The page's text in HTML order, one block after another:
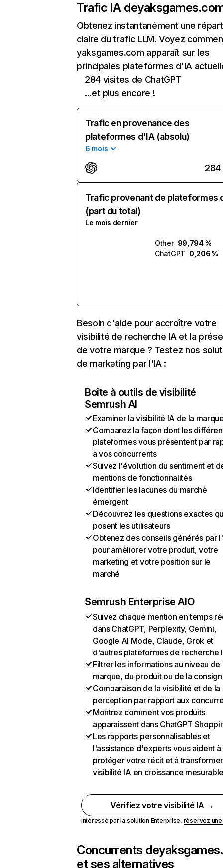
Trafic IA de
Obtenez instantanément une
claire du trafic LLM. Voyez
yaksgames.com apparaît sur les
principales plateformes d'IA
284 visites de ChatGPT
...et plus encore !
Trafic en provenance des
plateformes d'IA (absolu)
6 mois
284
Trafic provenant de plateformes
(part du total)
Le mois dernier
Other 99,794 %
ChatGPT 0,206 %
Besoin d'aide pour accroître votre
visibilité de recherche IA et la
de votre marque ? Testez nos
de marketing par l'IA :
Boîte à outils de visibilité
Semrush AI
Examiner la visibilité IA de la
Comparez la façon dont les
plateformes vous présentent par
à vos concurrents
Suivez l'évolution du sentiment et
mentions de fonctionnalités
Identifier les lacunes du marché
émergent
Découvrez les questions exactes
posent les utilisateurs
Obtenez des conseils générés par
pour améliorer votre produit, votre
marketing et votre position sur le
marché
Semrush Enterprise AIO
Suivez chaque mention en temps
dans ChatGPT, Perplexity, Gemini,
Google AI Mode, Claude, Grok et
d'autres plateformes de recherche
Filtrer les informations au niveau de
marque, du produit ou de la
Comparaison de la visibilité et de la
perception par rapport aux
Montrez comment vos produits
apparaissent dans ChatGPT
Les rapports personnalisables et
l'assistance d'experts vous aident à
protéger votre récit et à
visibilité IA en croissance
Vérifiez votre visibilité IA →
Intéressé par la solution Enterprise, réservez
Concurrents de
et ses alternatives